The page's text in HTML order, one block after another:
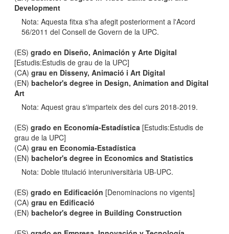
Development
Nota: Aquesta fitxa s'ha afegit posteriorment a l'Acord
56/2011 del Consell de Govern de la UPC.
(ES)grado en Diseño, Animación y Arte Digital
[Estudis:Estudis de grau de la UPC]
(CA)grau en Disseny, Animació i Art Digital
(EN)bachelor's degree in Design, Animation and Digital
Art
Nota: Aquest grau s'imparteix des del curs 2018-2019.
(ES)grado en Economía-Estadística [Estudis:Estudis de
grau de la UPC]
(CA)grau en Economia-Estadística
(EN)bachelor's degree in Economics and Statistics
Nota: Doble titulació interuniversitària UB-UPC.
(ES)grado en Edificación [Denominacions no vigents]
(CA)grau en Edificació
(EN)bachelor's degree in Building Construction